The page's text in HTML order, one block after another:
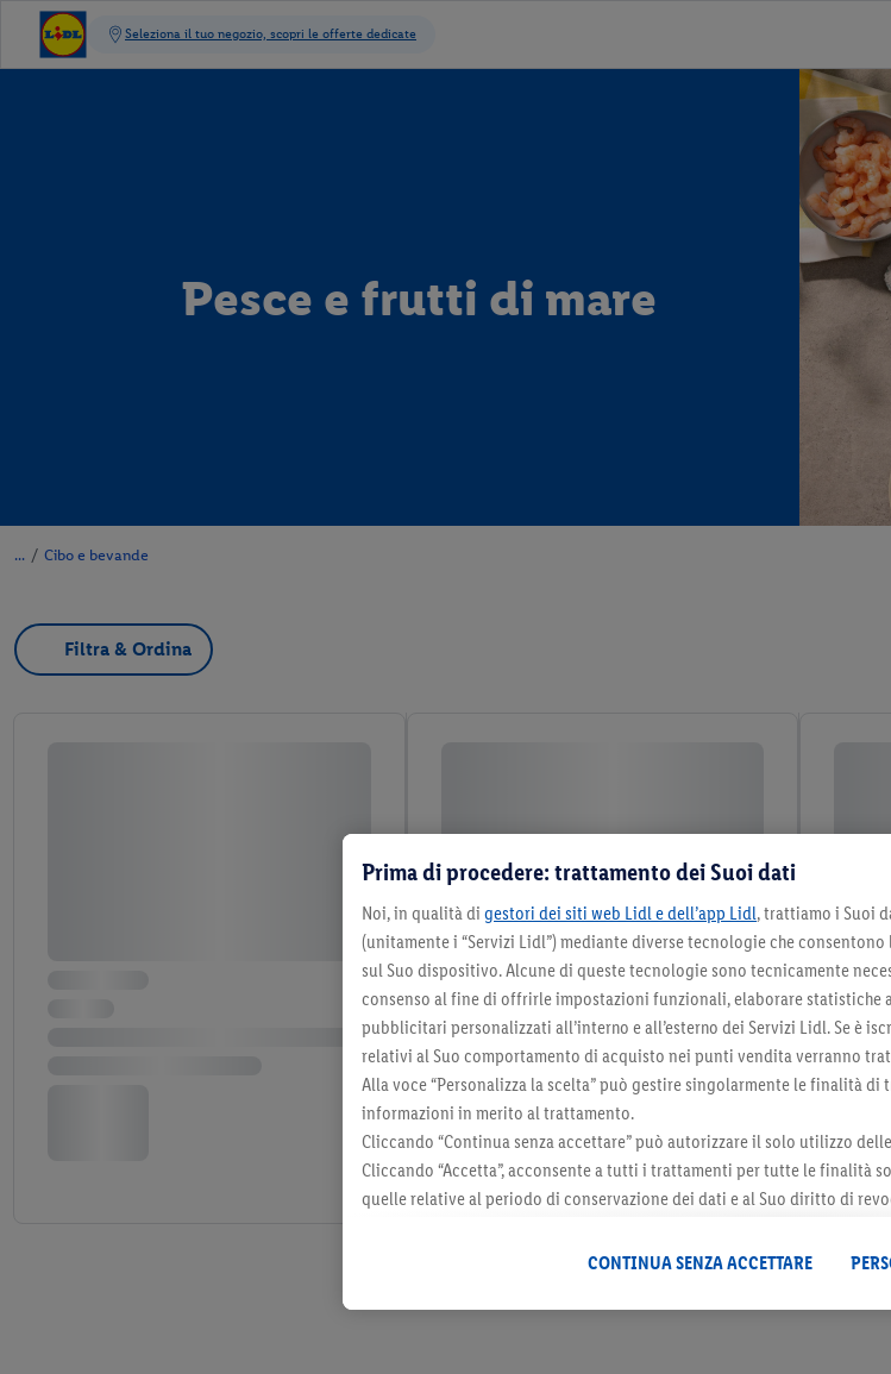
Pesce e frutti di mare
/ Cibo e bevande
Filtra & Ordina
3 / 3
Prima di procedere: trattamento dei Suoi dati
Noi, in qualità di gestori dei siti web Lidl e dell’app Lidl, trattiamo i Suoi
(unitamente i “Servizi Lidl”) mediante diverse tecnologie che
sul Suo dispositivo. Alcune di queste tecnologie sono tecnicamente
consenso al fine di offrirle impostazioni funzionali, elaborare statistiche
pubblicitari personalizzati all’interno e all’esterno dei Servizi Lidl. Se è
relativi al Suo comportamento di acquisto nei punti vendita verranno
Alla voce “Personalizza la scelta” può gestire singolarmente le finalità
informazioni in merito al trattamento.
Cliccando “Continua senza accettare” può autorizzare il solo utilizzo
Cliccando “Accetta”, acconsente a tutti i trattamenti per tutte le finalità
quelle relative al periodo di conservazione dei dati e al Suo diritto di
CONTINUA SENZA ACCETTARE